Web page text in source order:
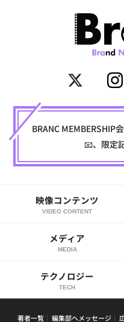
BRANC MEMBERSHIP
📧、限定
映像コンテンツ
VIDEO CONTENT
メディア
MEDIA
テクノロジー
TECH
著者一覧 編集部へメッセージ